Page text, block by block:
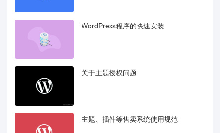
WordPress程序的快速安装
关于主题授权问题
主题、插件等售卖系统使用规范